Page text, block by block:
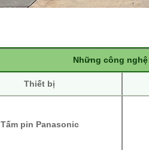
Những công
Thiết bị
Tấm pin Panasonic